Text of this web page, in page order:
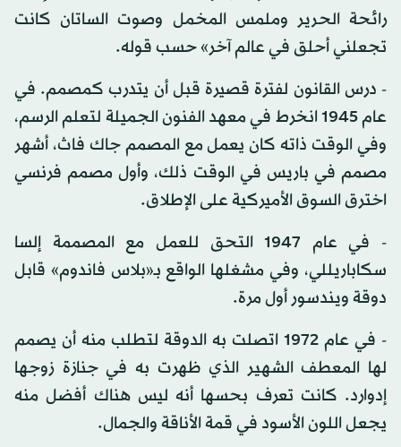
رائحة الحرير وملمس المخمل وصوت الساتان كانت
تجعلني أحلق في عالم آخر» حسب قوله.
- درس القانون لفترة قصيرة قبل أن يتدرب كمصمم. في
عام 1945 انخرط في معهد الفنون الجميلة لتعلم الرسم،
وفي الوقت ذاته كان يعمل مع المصمم جاك فاث، أشهر
مصمم في باريس في الوقت ذلك، وأول مصمم فرنسي
اخترق السوق الأميركية على الإطلاق.
- في عام 1947 التحق للعمل مع المصممة إلسا
سكاباريللي، وفي مشغلها الواقع بـ«بلاس فاندوم» قابل
دوقة ويندسور أول مرة.
- في عام 1972 اتصلت به الدوقة لتطلب منه أن يصمم
لها المعطف الشهير الذي ظهرت به في جنازة زوجها
إدوارد. كانت تعرف بحسها أنه ليس هناك أفضل منه
يجعل اللون الأسود في قمة الأناقة والجمال.